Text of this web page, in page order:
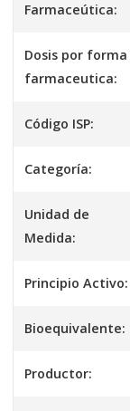
Farmaceútica:
Dosis por forma
farmaceutica:
Código ISP:
Categoría:
Unidad de
Medida:
Principio Activo:
Bioequivalente:
Productor: